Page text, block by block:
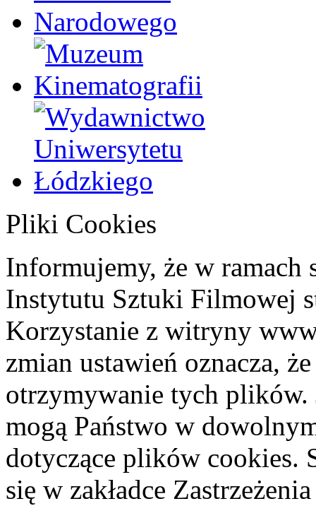
Pliki Cookies
Informujemy, że w ramach
Instytutu Sztuki Filmowej
Korzystanie z witryny
zmian ustawień oznacza,
otrzymywanie tych plików.
mogą Państwo w
dotyczące plików cookies.
się w zakładce